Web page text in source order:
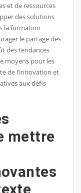
et de ressources
des solutions
la formation
le partage des
des tendances
moyens pour les
de l’innovation et
aux défis
mettre